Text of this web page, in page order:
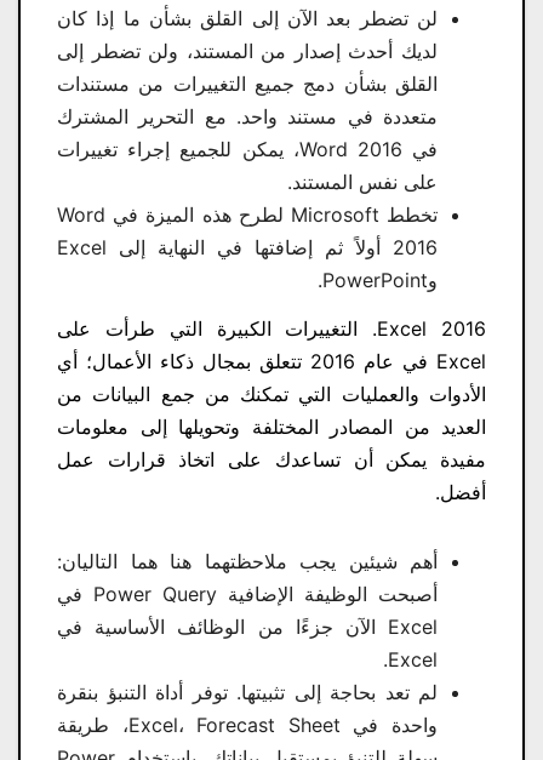
لن تضطر بعد الآن إلى القلق بشأن ما إذا كان
لديك أحدث إصدار من المستند، ولن تضطر إلى
القلق بشأن دمج جميع التغييرات من مستندات
متعددة في مستند واحد. مع التحرير المشترك
في Word 2016، يمكن للجميع إجراء تغييرات
على نفس المستند.
تخطط Microsoft لطرح هذه الميزة في Word
2016 أولاً ثم إضافتها في النهاية إلى Excel
وPowerPoint.
Excel 2016. التغييرات الكبيرة التي طرأت على
Excel في عام 2016 تتعلق بمجال ذكاء الأعمال؛ أي
الأدوات والعمليات التي تمكنك من جمع البيانات من
العديد من المصادر المختلفة وتحويلها إلى معلومات
مفيدة يمكن أن تساعدك على اتخاذ قرارات عمل
أفضل.
أهم شيئين يجب ملاحظتهما هنا هما التاليان:
أصبحت الوظيفة الإضافية Power Query في
Excel الآن جزءًا من الوظائف الأساسية في
Excel.
لم تعد بحاجة إلى تثبيتها. توفر أداة التنبؤ بنقرة
واحدة في Excel، Forecast Sheet، طريقة